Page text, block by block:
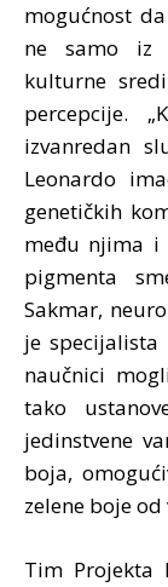
mogućnost
ne samo iz
kulturne
percepcije.
izvanredan
Leonardo
genetičkih
među njima i
pigmenta
Sakmar,
je
naučnici
tako
jedinstvene
boja,
zelene boje
Tim Projekta